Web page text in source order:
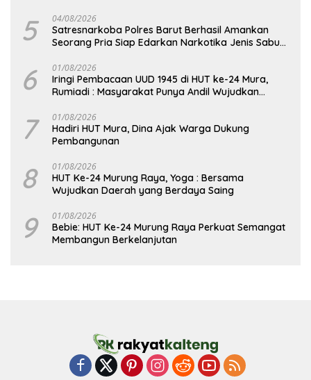
5 04/08/2026
Satresnarkoba Polres Barut Berhasil Amankan
Seorang Pria Siap Edarkan Narkotika Jenis Sabu
6 01/08/2026
Iringi Pembacaan UUD 1945 di HUT ke-24 Mura,
Rumiadi : Masyarakat Punya Andil Wujudkan
7 01/08/2026
Hadiri HUT Mura, Dina Ajak Warga Dukung
Pembangunan
8 01/08/2026
HUT Ke-24 Murung Raya, Yoga : Bersama
Wujudkan Daerah yang Berdaya Saing
9 01/08/2026
Bebie: HUT Ke-24 Murung Raya Perkuat Semangat
Membangun Berkelanjutan